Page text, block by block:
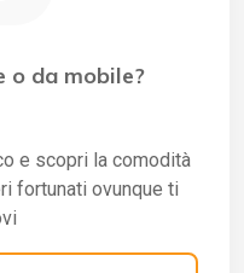
o da mobile?
e scopri la comodità
fortunati ovunque ti